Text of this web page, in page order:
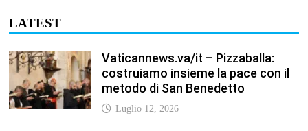
Vaticannews.va/it – Biblioteca
Vaticana, a settembre il Papa
inaugura la mostra “Aqva”
Luglio 12, 2026